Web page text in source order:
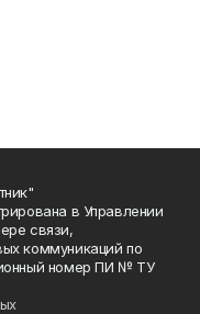
в Управлении
связи,
коммуникаций по
номер ПИ № ТУ